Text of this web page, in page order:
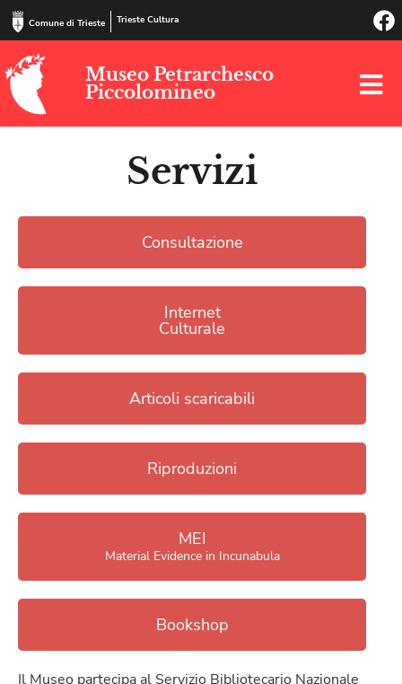
Comune di Trieste Trieste Cultura
Museo Petrarchesco
Piccolomineo
Servizi
Consultazione
Internet
Culturale
Articoli scaricabili
Riproduzioni
MEI
Material Evidence in Incunabula
Bookshop
Il Museo partecipa al Servizio Bibliotecario Nazionale